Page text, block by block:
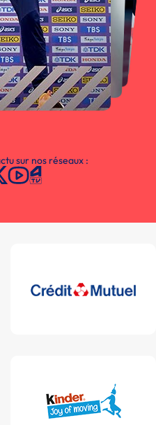
sur nos réseaux :